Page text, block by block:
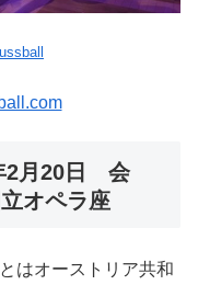
2月20日 会
オペラ座
とはオーストリア共和